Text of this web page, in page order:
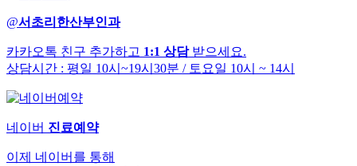
@서초리한산부인과
카카오톡 친구 추가하고 1:1 상담받으세요.
상담시간 : 평일 10시~19시30분 / 토요일 10시 ~ 14시
네이버 진료예약
이제 네이버를 통해